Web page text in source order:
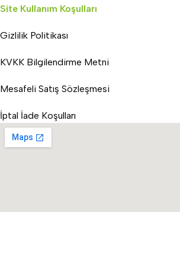
Site Kullanım Koşulları
Gizlilik Politikası
KVKK Bilgilendirme Metni
Mesafeli Satış Sözleşmesi
İptal İade Koşulları